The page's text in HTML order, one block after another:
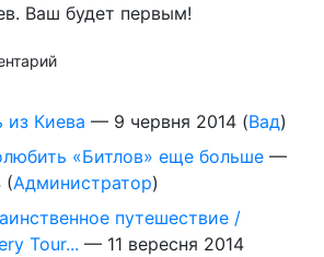
Ваш будет первым!
из Киева — 9 червня 2014 (Вад)
«Битлов» еще больше —
(Администратор)
путешествие /
Tour... — 11 вересня 2014